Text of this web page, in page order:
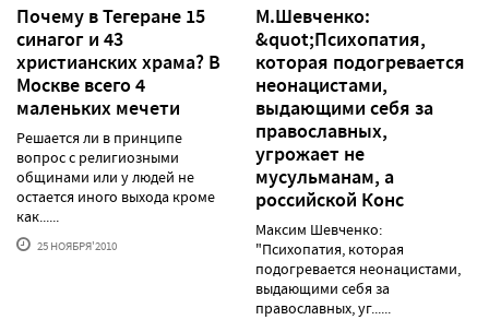
Почему в Тегеране 15
синагог и 43
христианских храма? В
Москве всего 4
маленьких мечети
Решается ли в принципе
вопрос с религиозными
общинами или у людей не
остается иного выхода кроме
как......
25 НОЯБРЯ'2010
М.Шевченко:
&quot;Психопатия,
которая подогревается
неонацистами,
выдающими себя за
православных,
угрожает не
мусульманам, а
российской Конс
Максим Шевченко:
"Психопатия, которая
подогревается неонацистами,
выдающими себя за
православных, уг......